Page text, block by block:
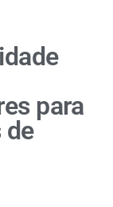
para
de